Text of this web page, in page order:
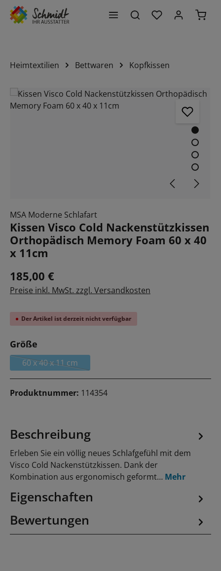
springen Du hast 0
Heimtextilien Bettwaren Kopfkissen
Bildergalerie überspringen
MSA Moderne Schlafart
Kissen Visco Cold Nackenstützkissen
Orthopädisch Memory Foam 60 x 40
x 11cm
185,00 €
Preise inkl. MwSt. zzgl. Versandkosten
Der Artikel ist derzeit nicht verfügbar
Größe
60 x 40 x 11 cm(Diese Option ist zurzeit nicht verfügbar.)
Produktnummer: 114354
Beschreibung
Erleben Sie ein völlig neues Schlafgefühl mit dem
Visco Cold Nackenstützkissen. Dank der
Kombination aus ergonomisch geformt… Mehr
Eigenschaften
Bewertungen